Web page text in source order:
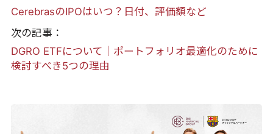
CerebrasのIPOはいつ？日付、評価額など
次の記事：
DGRO ETFについて｜ポートフォリオ最適化のために
検討すべき5つの理由